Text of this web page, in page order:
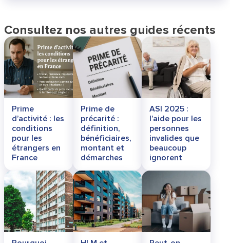
Consultez nos autres guides récents
Prime
d’activité : les
conditions
pour les
étrangers en
France
Prime de
précarité :
définition,
bénéficiaires,
montant et
démarches
ASI 2025 :
l’aide pour les
personnes
invalides que
beaucoup
ignorent